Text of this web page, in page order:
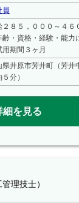
員
２８５，０００～４６
齢・資格・経験・能力
期間３ヶ月
県井原市芳井町（芳井
分）
細を見る
理技士）